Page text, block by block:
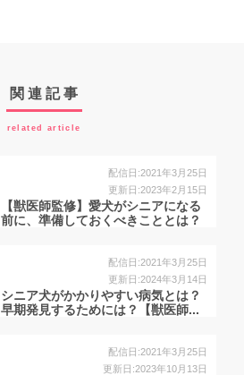
関連記事
related article
配信日:2021年3月25日
更新日:2023年2月15日
【獣医師監修】愛犬がシニアになる
前に、準備しておくべきこととは？
配信日:2021年3月25日
更新日:2024年3月14日
シニア犬がかかりやすい病気とは？
早期発見するためには？【獣医師...
配信日:2021年3月25日
更新日:2023年10月13日